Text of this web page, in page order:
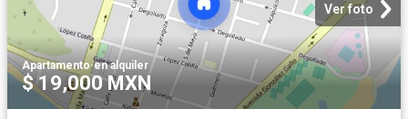
Ver foto
Apartamento·en alquiler
$ 19,000 MXN